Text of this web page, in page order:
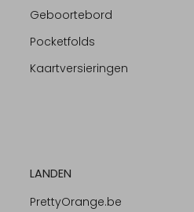
Geboortebord
Pocketfolds
Kaartversieringen
LANDEN
PrettyOrange.be